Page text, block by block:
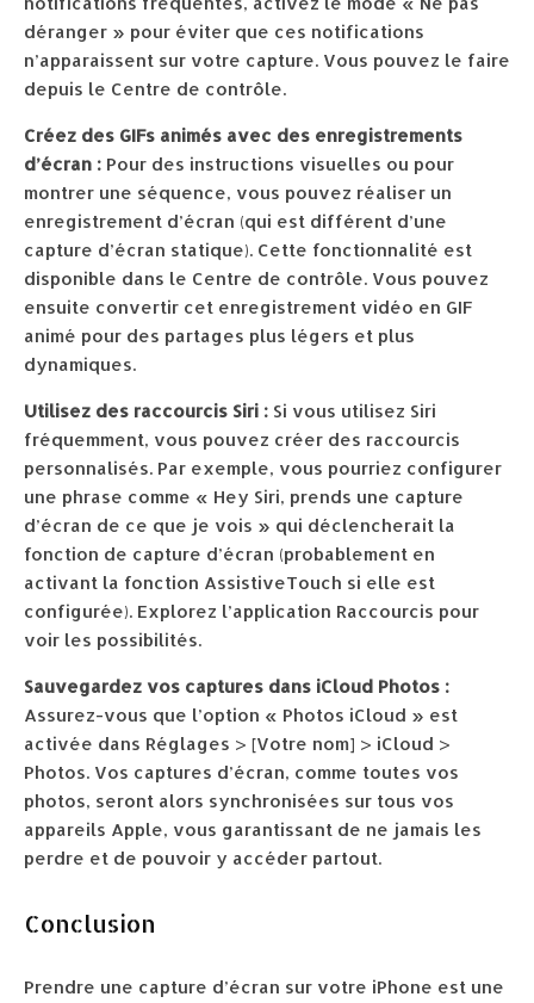
déranger » pour éviter que ces notifications
n’apparaissent sur votre capture. Vous pouvez le faire
depuis le Centre de contrôle.
Créez des GIFs animés avec des enregistrements
d’écran : Pour des instructions visuelles ou pour
montrer une séquence, vous pouvez réaliser un
enregistrement d’écran (qui est différent d’une
capture d’écran statique). Cette fonctionnalité est
disponible dans le Centre de contrôle. Vous pouvez
ensuite convertir cet enregistrement vidéo en GIF
animé pour des partages plus légers et plus
dynamiques.
Utilisez des raccourcis Siri : Si vous utilisez Siri
fréquemment, vous pouvez créer des raccourcis
personnalisés. Par exemple, vous pourriez configurer
une phrase comme « Hey Siri, prends une capture
d’écran de ce que je vois » qui déclencherait la
fonction de capture d’écran (probablement en
activant la fonction AssistiveTouch si elle est
configurée). Explorez l’application Raccourcis pour
voir les possibilités.
Sauvegardez vos captures dans iCloud Photos :
Assurez-vous que l’option « Photos iCloud » est
activée dans Réglages > [Votre nom] > iCloud >
Photos. Vos captures d’écran, comme toutes vos
photos, seront alors synchronisées sur tous vos
appareils Apple, vous garantissant de ne jamais les
perdre et de pouvoir y accéder partout.
Conclusion
Prendre une capture d’écran sur votre iPhone est une